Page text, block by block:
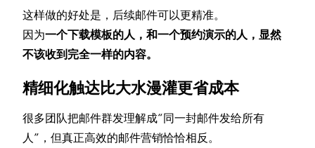
这样做的好处是，后续邮件可以更精准。
因为一个下载模板的人，和一个预约演示的人，显然
不该收到完全一样的内容。
精细化触达比大水漫灌更省成本
很多团队把邮件群发理解成“同一封邮件发给所有
人”，但真正高效的邮件营销恰恰相反。